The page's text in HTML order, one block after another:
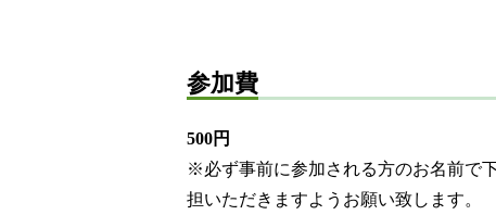
参加費
500円
※必ず事前に参加される方のお名前で
担いただきますようお願い致します。